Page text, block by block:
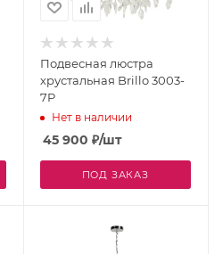
Подвесная люстра
хрустальная Brillo 3003-
7P
Нет в наличии
45 900 ₽/шт
ПОД ЗАКАЗ